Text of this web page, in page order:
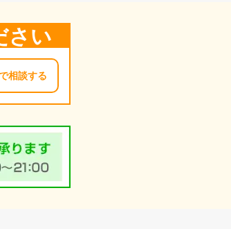
さい
相談する